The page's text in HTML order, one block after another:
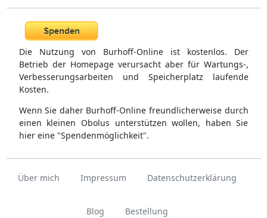
Die Nutzung von Burhoff-Online ist kostenlos. Der
Betrieb der Homepage verursacht aber für Wartungs-,
Verbesserungsarbeiten und Speicherplatz laufende
Kosten.
Wenn Sie daher Burhoff-Online freundlicherweise durch
einen kleinen Obolus unterstützen wollen, haben Sie
hier eine "Spendenmöglichkeit".
Über mich Impressum Datenschutzerklärung
Blog Bestellung